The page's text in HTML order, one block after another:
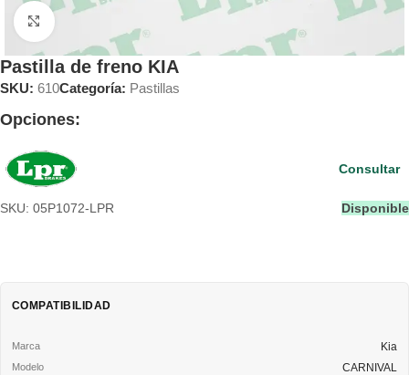
Pastilla de freno KIA
SKU: 610Categoría: Pastillas
Opciones:
SKU: 05P1072-LPR Disponible
Consultar
COMPATIBILIDAD
Kia
CARNIVAL